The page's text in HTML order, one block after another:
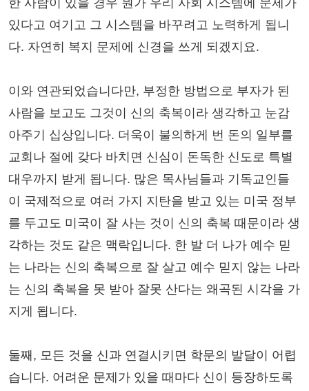
있다고 여기고 그 시스템을 바꾸려고 노력하게 됩니
다. 자연히 복지 문제에 신경을 쓰게 되겠지요.
이와 연관되었습니다만, 부정한 방법으로 부자가 된
사람을 보고도 그것이 신의 축복이라 생각하고 눈감
아주기 십상입니다. 더욱이 불의하게 번 돈의 일부를
교회나 절에 갖다 바치면 신심이 돈독한 신도로 특별
대우까지 받게 됩니다. 많은 목사님들과 기독교인들
이 국제적으로 여러 가지 지탄을 받고 있는 미국 정부
를 두고도 미국이 잘 사는 것이 신의 축복 때문이라 생
각하는 것도 같은 맥락입니다. 한 발 더 나가 예수 믿
는 나라는 신의 축복으로 잘 살고 예수 믿지 않는 나라
는 신의 축복을 못 받아 잘못 산다는 왜곡된 시각을 가
지게 됩니다.
둘째, 모든 것을 신과 연결시키면 학문의 발달이 어렵
습니다. 어려운 문제가 있을 때마다 신이 등장하도록